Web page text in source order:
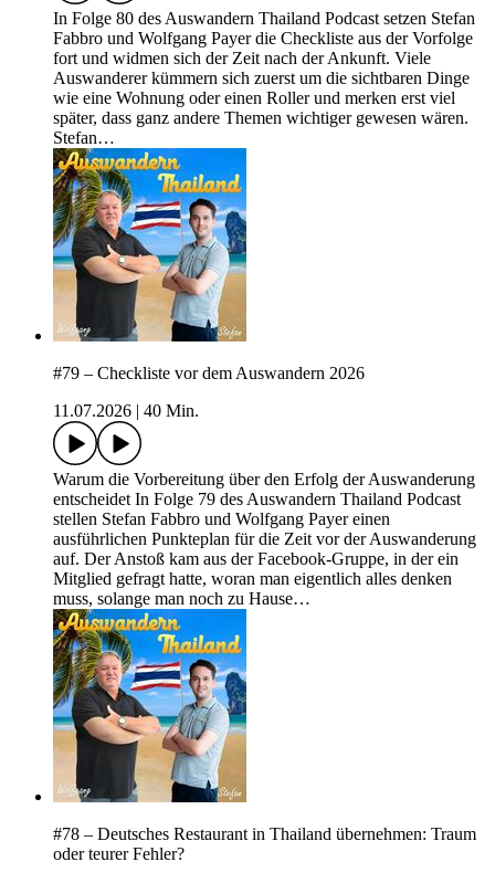
In Folge 80 des Auswandern Thailand Podcast setzen Stefan
Fabbro und Wolfgang Payer die Checkliste aus der Vorfolge
fort und widmen sich der Zeit nach der Ankunft. Viele
Auswanderer kümmern sich zuerst um die sichtbaren Dinge
wie eine Wohnung oder einen Roller und merken erst viel
später, dass ganz andere Themen wichtiger gewesen wären.
Stefan…
#79 – Checkliste vor dem Auswandern 2026
11.07.2026
40 Min.
Warum die Vorbereitung über den Erfolg der Auswanderung
entscheidet In Folge 79 des Auswandern Thailand Podcast
stellen Stefan Fabbro und Wolfgang Payer einen
ausführlichen Punkteplan für die Zeit vor der Auswanderung
auf. Der Anstoß kam aus der Facebook-Gruppe, in der ein
Mitglied gefragt hatte, woran man eigentlich alles denken
muss, solange man noch zu Hause…
#78 – Deutsches Restaurant in Thailand übernehmen: Traum
oder teurer Fehler?